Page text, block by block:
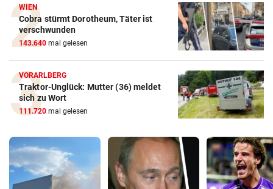
WIEN
Cobra stürmt Dorotheum, Täter ist
verschwunden
143.640 mal gelesen
VORARLBERG
Traktor-Unglück: Mutter (36) meldet
sich zu Wort
111.720 mal gelesen